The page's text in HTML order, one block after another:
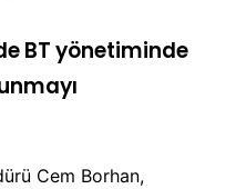
BT yönetiminde
Cem Borhan,